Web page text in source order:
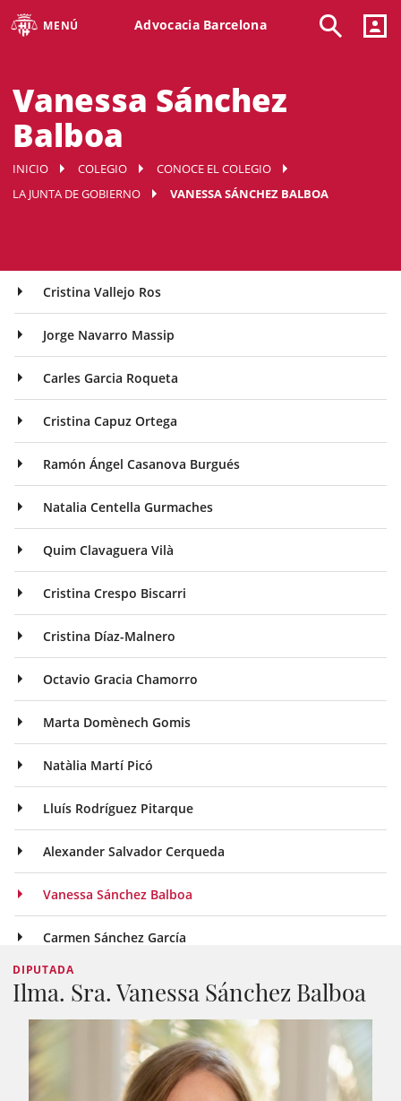
MENÚ Advocacia Barcelona
Vanessa Sánchez
Balboa
INICIO COLEGIO
CONOCE EL COLEGIO
LA JUNTA DE GOBIERNO
VANESSA SÁNCHEZ BALBOA
Cristina Vallejo Ros
Jorge Navarro Massip
Carles Garcia Roqueta
Cristina Capuz Ortega
Ramón Ángel Casanova Burgués
Natalia Centella Gurmaches
Quim Clavaguera Vilà
Cristina Crespo Biscarri
Cristina Díaz-Malnero
Octavio Gracia Chamorro
Marta Domènech Gomis
Natàlia Martí Picó
Lluís Rodríguez Pitarque
Alexander Salvador Cerqueda
Vanessa Sánchez Balboa
Carmen Sánchez García
DIPUTADA
Ilma. Sra. Vanessa Sánchez Balboa